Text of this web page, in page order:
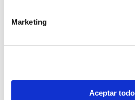
Marketing
Aceptar todo